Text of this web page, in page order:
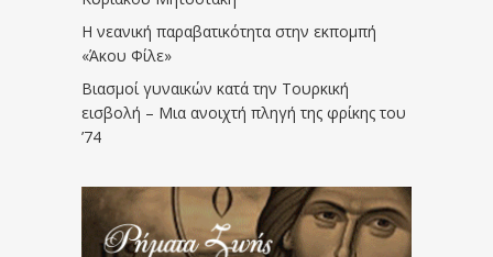
Η νεανική παραβατικότητα στην εκπομπή
«Άκου Φίλε»
Βιασμοί γυναικών κατά την Τουρκική
εισβολή – Μια ανοιχτή πληγή της φρίκης του
’74